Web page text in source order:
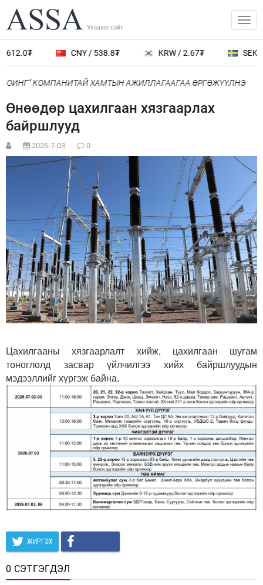
CNY / 538.8₮ KRW / 2.67₮ SEK /
КОМПАНИТАЙ ХАМТЫН АЖИЛЛАГААГАА ӨРГӨЖҮҮЛНЭ
Өнөөдөр цахилгаан хязгаарлах
байршлууд
2026-7-03 0
Цахилгааны хязгаарлалт хийж, цахилгаан шугам
тоноглолд засвар үйлчилгээ хийх байршлуудын
мэдээллийг хүргэж байна.
ЖИРГЭХ
0 СЭТГЭГДЭЛ